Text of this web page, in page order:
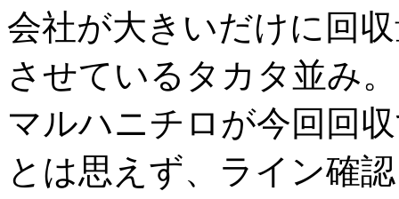
会社が大きいだけに回
させているタカタ並み。
マルハニチロが今回回
とは思えず、ライン確